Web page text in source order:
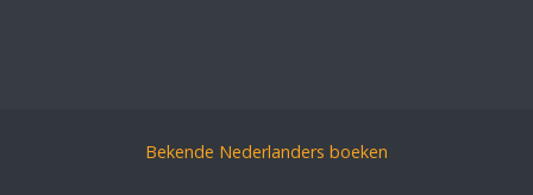
Bekende Nederlanders boeken